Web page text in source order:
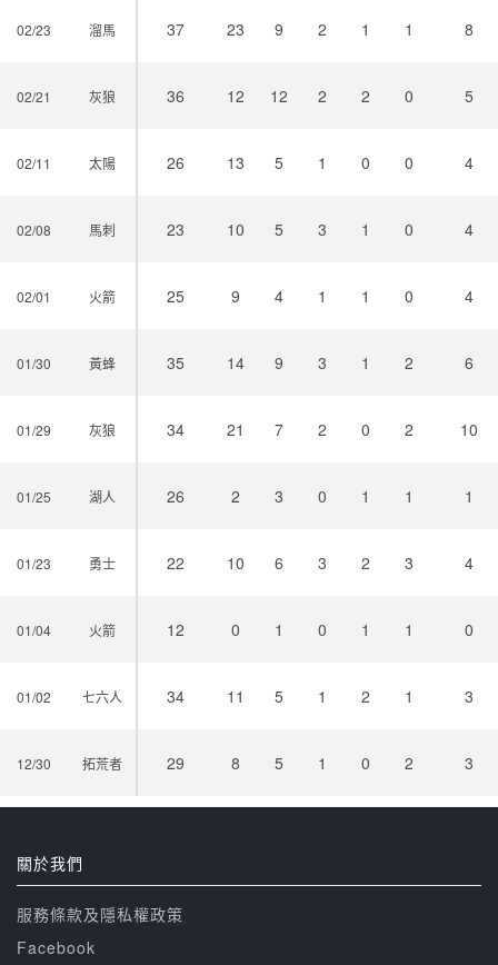
02/23 溜馬
02/21 灰狼
02/11 太陽
02/08 馬刺
02/01 火箭
01/30 黃蜂
01/29 灰狼
01/25 湖人
01/23 勇士
01/04 火箭
01/02 七六人
12/30 拓荒者
37 23 9 2 1 1 8
36 12 12 2 2 0 5
26 13 5 1 0 0 4
23 10 5 3 1 0 4
25 9 4 1 1 0 4
35 14 9 3 1 2 6
34 21 7 2 0 2 10
26 2 3 0 1 1 1
22 10 6 3 2 3 4
12 0 1 0 1 1 0
34 11 5 1 2 1 3
29 8 5 1 0 2 3
關於我們
服務條款及隱私權政策
Facebook